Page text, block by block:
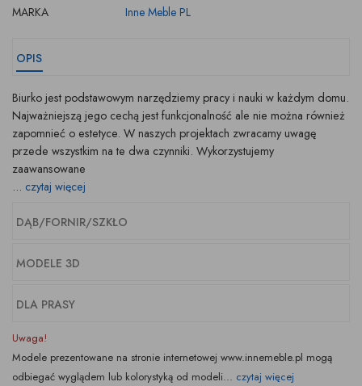
MARKA
Inne Meble PL
OPIS
Biurko jest podstawowym narzędziemy pracy i nauki w każdym domu.
Najważniejszą jego cechą jest funkcjonalność ale nie można również
zapomnieć o estetyce. W naszych projektach zwracamy uwagę
przede wszystkim na te dwa czynniki. Wykorzystujemy
zaawansowane
... czytaj więcej
DĄB/FORNIR/SZKŁO
MODELE 3D
DLA PRASY
Uwaga!
Modele prezentowane na stronie internetowej www.innemeble.pl mogą
odbiegać wyglądem lub kolorystyką od modeli... czytaj więcej